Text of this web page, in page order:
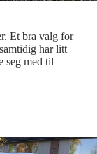
Et bra valg for
har litt
seg med til